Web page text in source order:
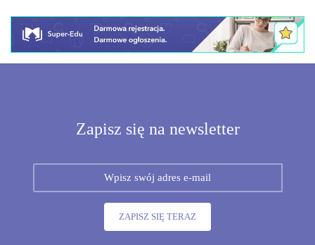
Zapisz się na newsletter
ZAPISZ SIĘ TERAZ